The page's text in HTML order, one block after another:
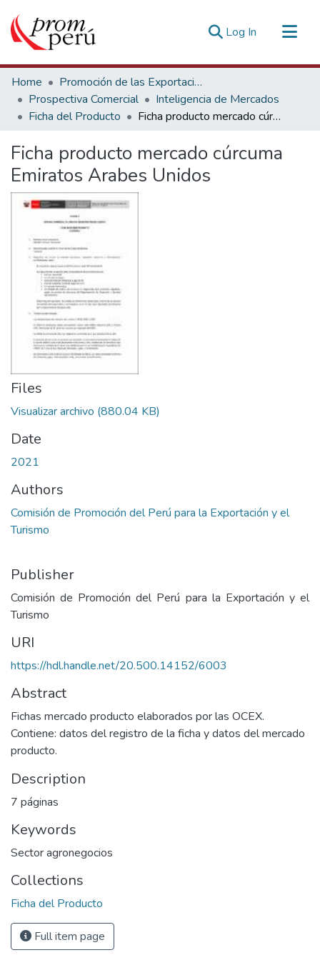
Log In (current)
Communities & Collections
All of DSpace
Statistics
Home
Promoción de las Exportaciones
Prospectiva Comercial
Inteligencia de Mercados
Ficha del Producto
Ficha producto mercado cúrcuma Emiratos Arabes Unidos
Ficha producto mercado cúrcuma
Emiratos Arabes Unidos
Files
Visualizar archivo (880.04 KB)
Date
2021
Authors
Comisión de Promoción del Perú para la Exportación y el
Turismo
Publisher
Comisión de Promoción del Perú para la Exportación y el
Turismo
URI
https://hdl.handle.net/20.500.14152/6003
Abstract
Fichas mercado producto elaborados por las OCEX.
Contiene: datos del registro de la ficha y datos del mercado
producto.
Description
7 páginas
Keywords
Sector agronegocios
Collections
Ficha del Producto
Full item page